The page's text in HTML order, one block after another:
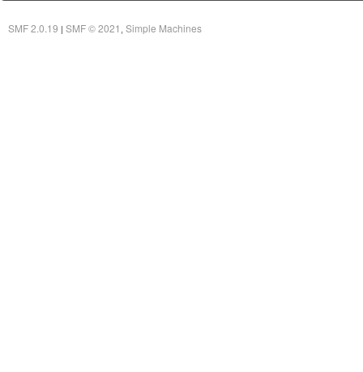
SMF 2.0.19 SMF © 2021 Simple Machines